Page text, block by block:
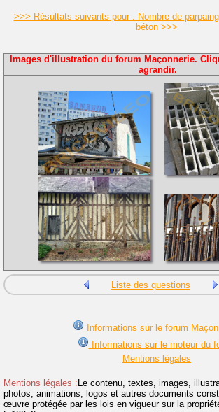
>>> Résultats suivants pour : Nombre de
béton >>>
Images d'illustration du forum Maçonnerie.
agrandir.
Liste des questions
Informations sur le forum
Informations sur le moteur du
Mentions légales
Mentions légales : Le contenu, textes, images,
photos, animations, logos et autres documents
œuvre protégée par les lois en vigueur sur la